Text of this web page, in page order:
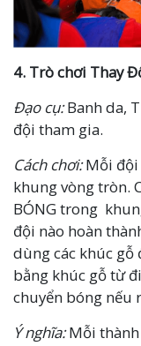
4. Trò chơi Thay
Đạo cụ:Banh da,
đội tham gia.
Cách chơi:Mỗi đội
khung vòng tròn.
BÓNG trong
đội nào hoàn
dùng các khúc gỗ
bằng khúc gỗ từ
chuyển bóng nếu
Ý nghĩa:Mỗi